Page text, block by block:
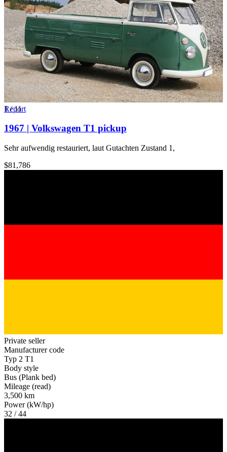
1/11
Report
1967 | Volkswagen T1 pickup
Sehr aufwendig restauriert, laut Gutachten Zustand 1,
$81,786
Private seller
Manufacturer code
Typ 2 T1
Body style
Bus (Plank bed)
Mileage (read)
3,500 km
Power (kW/hp)
32 / 44